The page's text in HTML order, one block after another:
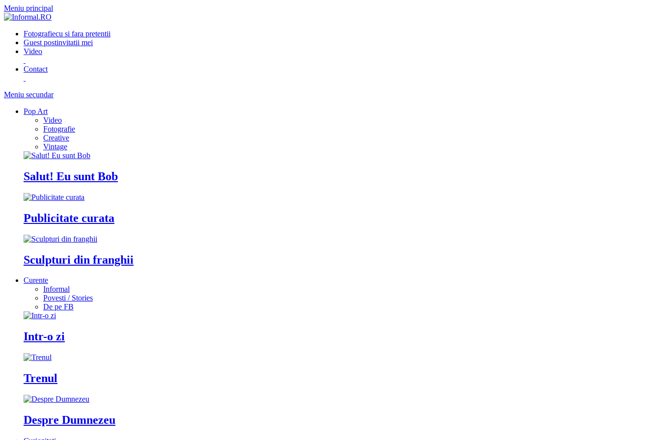
Meniu principal
Fotografiecu si fara pretentii
Guest postinvitatii mei
Video
Contact
Meniu secundar
Pop Art
Video
Fotografie
Creative
Vintage
Salut! Eu sunt Bob
Publicitate curata
Sculpturi din franghii
Curente
Informal
Povesti / Stories
De pe FB
Intr-o zi
Trenul
Despre Dumnezeu